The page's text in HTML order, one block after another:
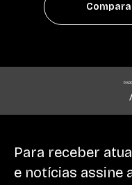
Para receber
e notícias assine